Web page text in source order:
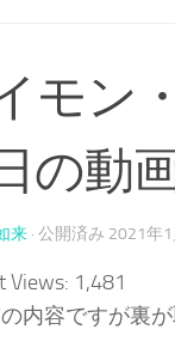
モン
の動
来 · 公開済み 2021年
Views: 1,481
内容ですが裏